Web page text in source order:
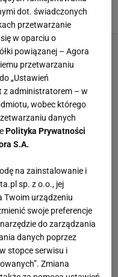
2024, 09:10
dot. świadczonych
przetwarzanie
w oparciu o
powiązanej – Agora
przetwarzaniu
„Ustawień
z administratorem – w
wobec którego
danych
Polityka Prywatności
S.A.
na zainstalowanie i
sp. z o.o., jej
Twoim urządzeniu
swoje preferencje
do zarządzania
danych poprzez
stopce serwisu i
Zmiana